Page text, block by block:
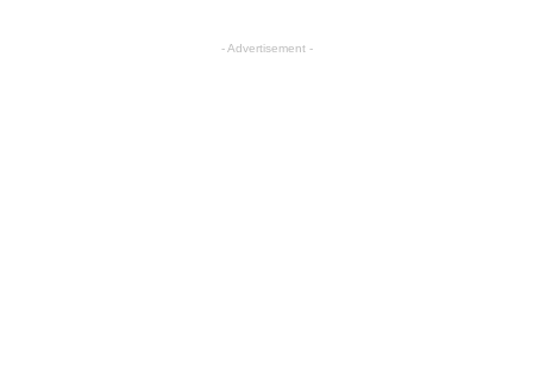
- Advertisement -